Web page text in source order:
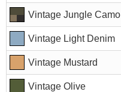
Vintage Jungle Camo
Vintage Light Denim
Vintage Mustard
Vintage Olive